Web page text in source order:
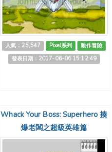
人氣：25,547 Pixel系列
動作冒險
發表日期：2017-06-06 15:12:49
Whack Your Boss: Superhero 揍
爆老闆之超級英雄篇